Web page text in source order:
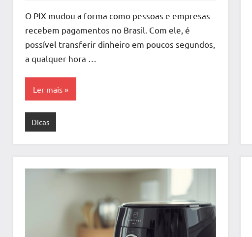
O PIX mudou a forma como pessoas e empresas
recebem pagamentos no Brasil. Com ele, é
possível transferir dinheiro em poucos segundos,
a qualquer hora …
Ler mais
Dicas